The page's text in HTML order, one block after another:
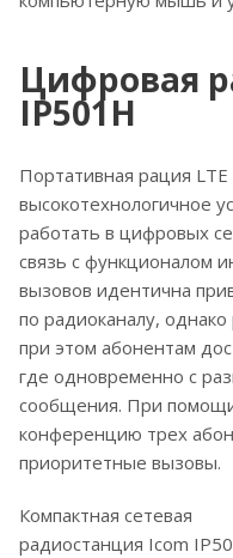
Цифровая
IP501H
Портативная рация LTE
высокотехнологичное
работать в цифровых
связь с функционалом
вызовов идентична
по радиоканалу,
при этом абонентам
где одновременно с
сообщения. При
конференцию трех
приоритетные вызовы.
Компактная сетевая
радиостанция Icom